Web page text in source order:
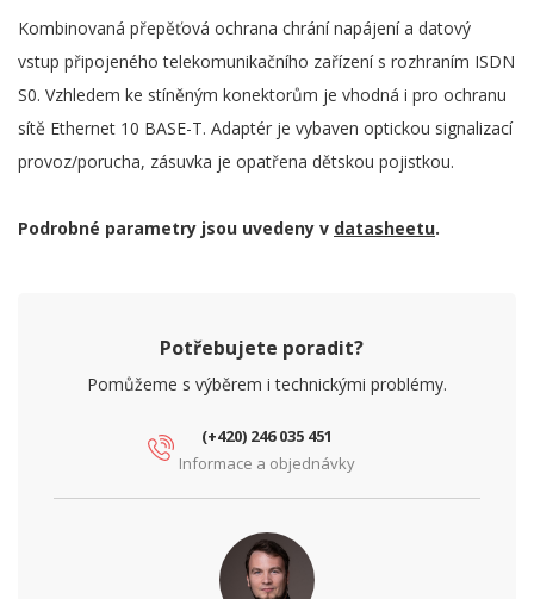
Kombinovaná přepěťová ochrana chrání napájení a datový
vstup připojeného telekomunikačního zařízení s rozhraním ISDN
S0. Vzhledem ke stíněným konektorům je vhodná i pro ochranu
sítě Ethernet 10 BASE-T. Adaptér je vybaven optickou signalizací
provoz/porucha, zásuvka je opatřena dětskou pojistkou.
Podrobné parametry jsou uvedeny v datasheetu.
Potřebujete poradit?
Pomůžeme s výběrem i technickými problémy.
(+420) 246 035 451
Informace a objednávky